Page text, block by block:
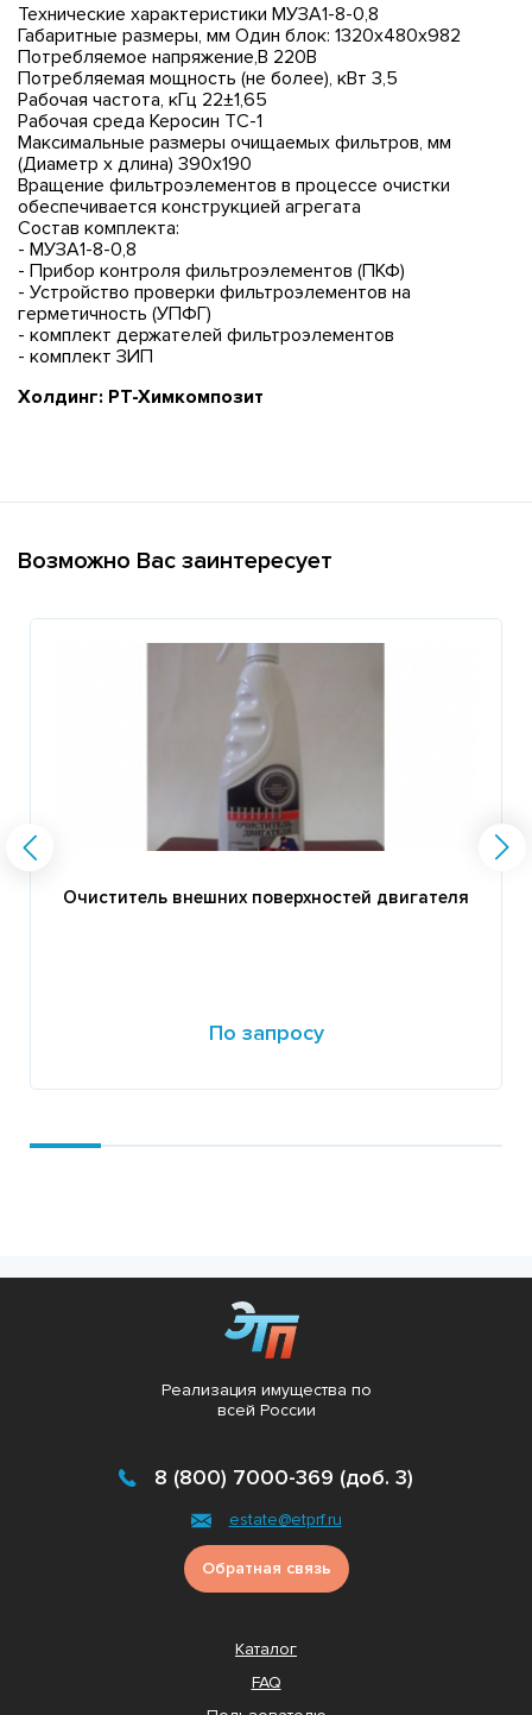
Технические характеристики МУЗА1-8-0,8
Габаритные размеры, мм Один блок: 1320х480х982
Потребляемое напряжение,В 220В
Потребляемая мощность (не более), кВт 3,5
Рабочая частота, кГц 22±1,65
Рабочая среда Керосин ТС-1
Максимальные размеры очищаемых фильтров, мм
(Диаметр х длина) 390х190
Вращение фильтроэлементов в процессе очистки
обеспечивается конструкцией агрегата
Состав комплекта:
- МУЗА1-8-0,8
- Прибор контроля фильтроэлементов (ПКФ)
- Устройство проверки фильтроэлементов на
герметичность (УПФГ)
- комплект держателей фильтроэлементов
- комплект ЗИП
Холдинг: РТ-Химкомпозит
Возможно Вас заинтересует
Очиститель внешних поверхностей двигателя
По запросу
Реализация имущества по
всей России
8 (800) 7000-369 (доб. 3)
estate@etprf.ru
Обратная связь
Каталог
FAQ